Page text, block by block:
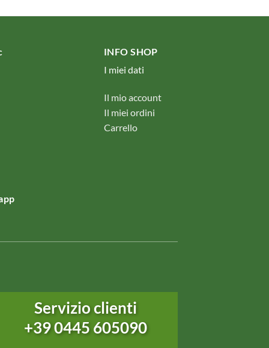
INFO SHOP
I miei dati
Il mio account
Il miei ordini
Carrello
Servizio clienti
+39 0445 605090